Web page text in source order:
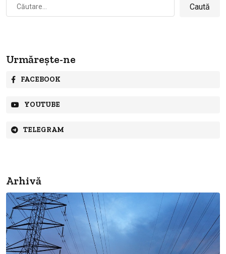
după:
Urmărește-ne
FACEBOOK
YOUTUBE
TELEGRAM
Arhivă